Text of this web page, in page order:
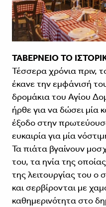
ΤΑΒΕΡΝΕΙΟ ΤΟ
Τέσσερα χρόνια πριν,
έκανε την εμφάνισή
δρομά­κια του Αγίου
ήρθε για να δώσει μία
έξοδο στην
ευκαιρία για μία
Τα πιάτα βγαίνουν
του, τα ηνία της
της λειτουργίας του
και σερβίρο­νται με
καθημερινότητα στο